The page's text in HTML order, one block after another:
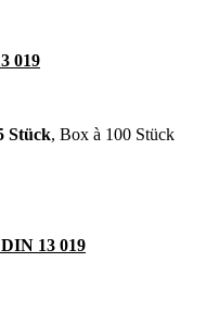
019
Stück, Box à 100 Stück
13 019